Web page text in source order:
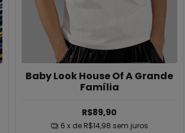
Baby Look House Of A Grande
Família
R$89,90
6 x de R$14,98 sem juros